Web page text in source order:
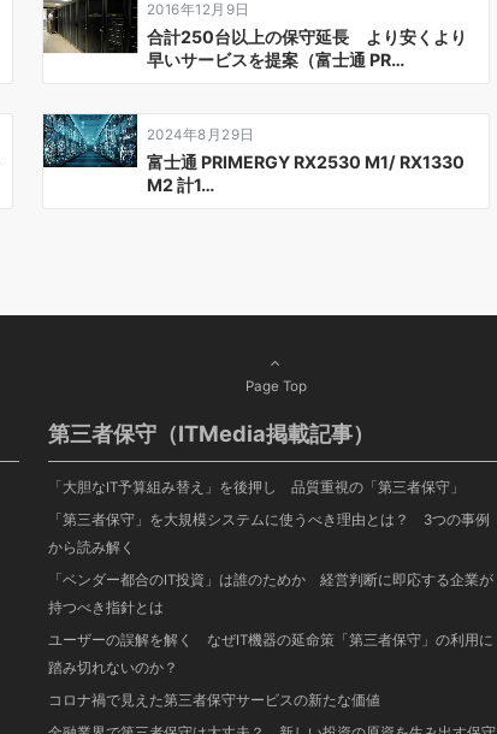
2016年12月9日
合計250台以上の保守延長 より安くより
早いサービスを提案（富士通 PR…
2024年8月29日
富士通 PRIMERGY RX2530 M1/ RX1330
M2 計1…
Page Top
第三者保守（ITMedia掲載記事）
「大胆なIT予算組み替え」を後押し 品質重視の「第三者保守」
「第三者保守」を大規模システムに使うべき理由とは？ 3つの事例
から読み解く
「ベンダー都合のIT投資」は誰のためか 経営判断に即応する企業が
持つべき指針とは
ユーザーの誤解を解く なぜIT機器の延命策「第三者保守」の利用に
踏み切れないのか？
コロナ禍で見えた第三者保守サービスの新たな価値